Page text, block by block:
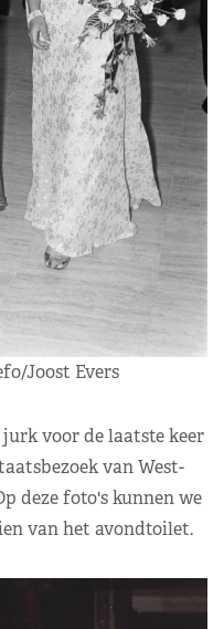
Joost Evers
voor de laatste keer
van West-
deze foto's kunnen we
van het avondtoilet.